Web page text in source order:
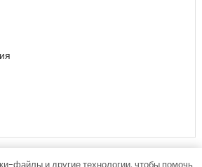
файлы и другие технологии, чтобы помочь